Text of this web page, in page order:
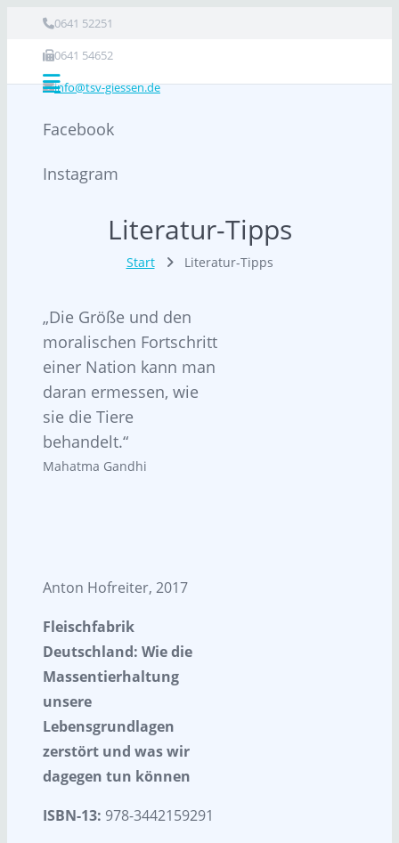
0641 52251
0641 54652
info@tsv-giessen.de
Facebook
Instagram
Literatur-Tipps
Start Literatur-Tipps
Die Größe und den
moralischen Fortschritt
einer Nation kann man
daran ermessen, wie
sie die Tiere
behandelt.
Mahatma Gandhi
Anton Hofreiter, 2017
Fleischfabrik
Deutschland: Wie die
Massentierhaltung
unsere
Lebensgrundlagen
zerstört und was wir
dagegen tun können
ISBN-13: 978-3442159291